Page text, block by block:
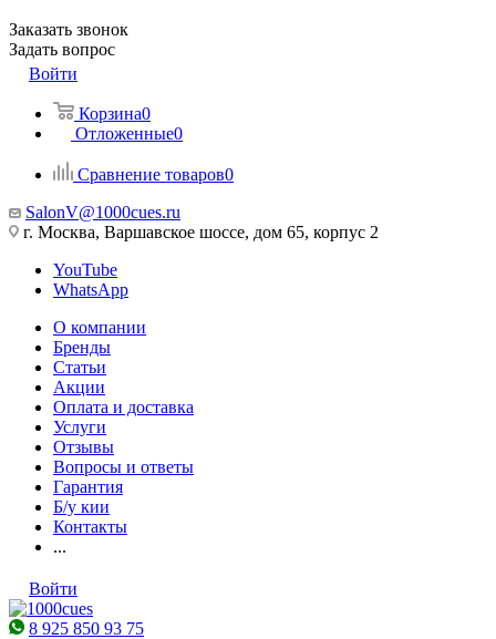
Заказать звонок
Задать вопрос
Войти
Корзина0
Отложенные0
Сравнение товаров0
SalonV@1000cues.ru
г. Москва, Варшавское шоссе, дом 65, корпус 2
YouTube
WhatsApp
О компании
Бренды
Статьи
Акции
Оплата и доставка
Услуги
Отзывы
Вопросы и ответы
Гарантия
Б/у кии
Контакты
...
Войти
8 925 850 93 75